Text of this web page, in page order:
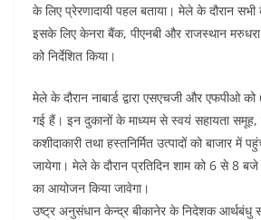
के लिए प्रेरणादायी पहल बताया। मेले के दौरान
इसके लिए केनरा बैंक, पीएनबी और राजस्थान मरुधरा
को निर्देशित किया।
मेले के दौरान नाबार्ड द्वारा एसएचजी और एफपीओ
गई हैं। इन दुकानों के माध्यम से स्वयं सहायता समूह,
कशीदाकारी तथा हस्तनिर्मित उत्पादों को बाजार में
जायेगा। मेले के दौरान प्रतिदिन शाम को 6 से 8
का आयोजन किया जावेगा।
उष्ट्र अनुसंधान केन्द्र बीकानेर के निदेशक आर्थबंधु